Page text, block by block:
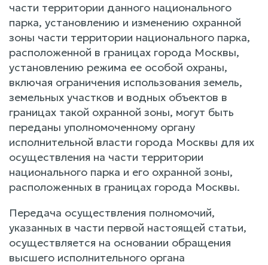
части территории данного национального
парка, установлению и изменению охранной
зоны части территории национального парка,
расположенной в границах города Москвы,
установлению режима ее особой охраны,
включая ограничения использования земель,
земельных участков и водных объектов в
границах такой охранной зоны, могут быть
переданы уполномоченному органу
исполнительной власти города Москвы для их
осуществления на части территории
национального парка и его охранной зоны,
расположенных в границах города Москвы.
Передача осуществления полномочий,
указанных в части первой настоящей статьи,
осуществляется на основании обращения
высшего исполнительного органа